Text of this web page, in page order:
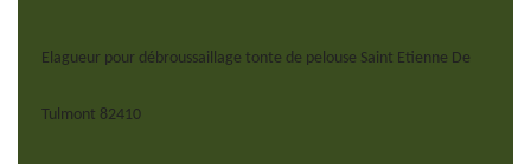
Elagueur pour débroussaillage tonte de pelouse Saint Etienne De
Tulmont 82410